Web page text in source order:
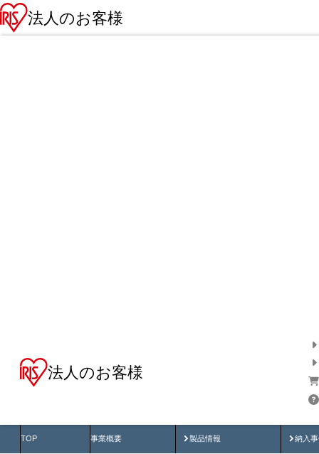
法人のお客様
法人のお客様
TOP 事業概要 製品情報
製品動画 納入
納